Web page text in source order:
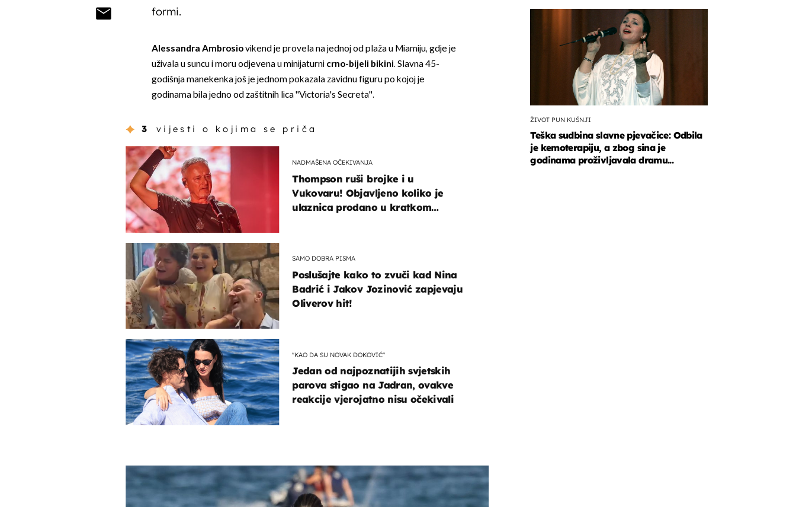
formi.
Alessandra Ambrosiovikend je provela na jednoj od plaža u Miamiju, gdje je
uživala u suncu i moru odjevena u minijaturni crno-bijeli bikini. Slavna 45-
godišnja manekenka još je jednom pokazala zavidnu figuru po kojoj je
godinama bila jedno od zaštitnih lica ''Victoria's Secreta''.
3 vijesti o kojima se priča
NADMAŠENA OČEKIVANJA
Thompson ruši brojke i u
Vukovaru! Objavljeno koliko je
ulaznica prodano u kratkom
SAMO DOBRA PISMA
Poslušajte kako to zvuči kad Nina
Badrić i Jakov Jozinović zapjevaju
Oliverov hit!
"KAO DA SU NOVAK ĐOKOVIĆ"
Jedan od najpoznatijih svjetskih
parova stigao na Jadran, ovakve
reakcije vjerojatno nisu očekivali
ŽIVOT PUN KUŠNJI
Teška sudbina slavne pjevačice: Odbila
je kemoterapiju, a zbog sina je
godinama proživljavala dramu...